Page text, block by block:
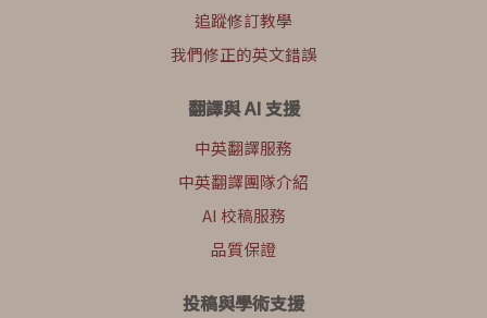
追蹤修訂教學
我們修正的英文錯誤
翻譯與 AI 支援
中英翻譯服務
中英翻譯團隊介紹
AI 校稿服務
品質保證
投稿與學術支援